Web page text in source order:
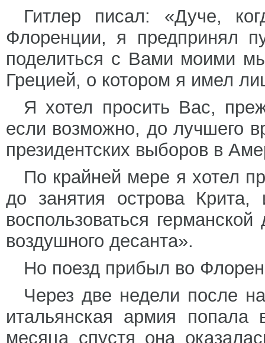
Гитлер писал: «Дуче,
Флоренции, я предпринял
поделиться с Вами моими
Грецией, о котором я имел
Я хотел просить Вас,
если возможно, до лучшего
президентских выборов в
По крайней мере я хотел
до занятия острова
воспользоваться
воздушного десанта».
Но поезд прибыл во
Через две недели после
итальянская армия попала
месяца спустя она